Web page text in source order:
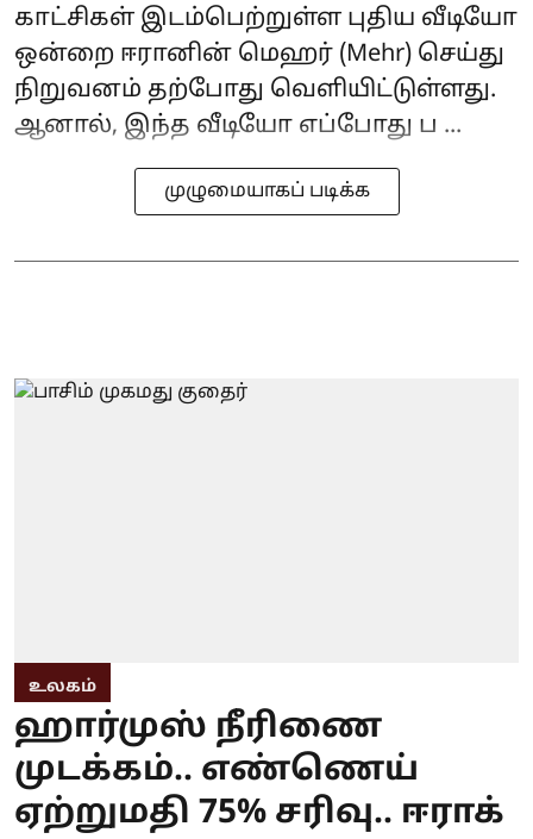
காட்சிகள் இடம்பெற்றுள்ள புதிய வீடியோ
ஒன்றை ஈரானின் மெஹர் (Mehr) செய்து
நிறுவனம் தற்போது வெளியிட்டுள்ளது.
ஆனால், இந்த வீடியோ எப்போது ப ...
முழுமையாகப் படிக்க
உலகம்
ஹார்முஸ் நீரிணை
முடக்கம்.. எண்ணெய்
ஏற்றுமதி 75% சரிவு.. ஈராக்